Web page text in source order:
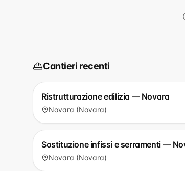
Cantieri recenti
Ristrutturazione edilizia — Novara
Novara (Novara)
Sostituzione infissi e serramenti —
Novara (Novara)